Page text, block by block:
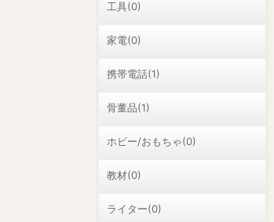
工具(0)
家電(0)
携帯電話(1)
骨董品(1)
ホビー/おもちゃ(0)
教材(0)
ライター(0)